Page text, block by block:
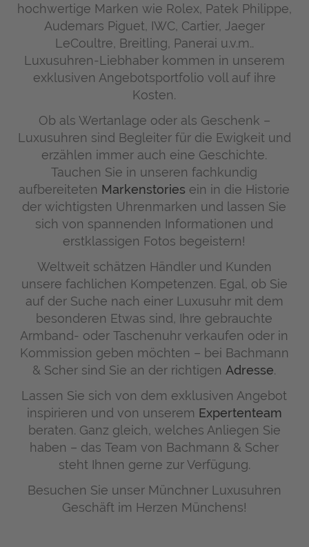
hochwertige Marken wie Rolex, Patek Philippe,
Audemars Piguet, IWC, Cartier, Jaeger
LeCoultre, Breitling, Panerai u.v.m..
Luxusuhren-Liebhaber kommen in unserem
exklusiven Angebotsportfolio voll auf ihre
Kosten.
Ob als Wertanlage oder als Geschenk –
Luxusuhren sind Begleiter für die Ewigkeit und
erzählen immer auch eine Geschichte.
Tauchen Sie in unseren fachkundig
aufbereiteten Markenstories ein in die Historie
der wichtigsten Uhrenmarken und lassen Sie
sich von spannenden Informationen und
erstklassigen Fotos begeistern!
Weltweit schätzen Händler und Kunden
unsere fachlichen Kompetenzen. Egal, ob Sie
auf der Suche nach einer Luxusuhr mit dem
besonderen Etwas sind, Ihre gebrauchte
Armband- oder Taschenuhr verkaufen oder in
Kommission geben möchten – bei Bachmann
& Scher sind Sie an der richtigen Adresse.
Lassen Sie sich von dem exklusiven Angebot
inspirieren und von unserem Expertenteam
beraten. Ganz gleich, welches Anliegen Sie
haben – das Team von Bachmann & Scher
steht Ihnen gerne zur Verfügung.
Besuchen Sie unser Münchner Luxusuhren
Geschäft im Herzen Münchens!